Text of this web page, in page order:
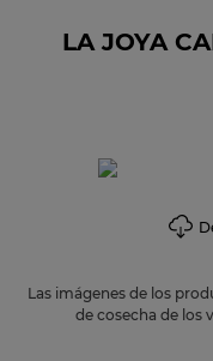
Las imágenes de los
de cosecha de los
LA JOYA